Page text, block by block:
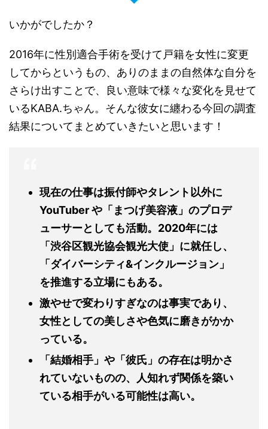
いかがでしたか？
2016年に性別適合手術を受けて戸籍を女性に変更
してからというもの、ありのままの自然体な自分を
さらけ出すことで、良い意味で様々な変化を見せて
いるKABA.ちゃん。そんな彼女に纏わる今回の調査
結果についてまとめていきたいと思います！
現在の仕事は振付師やタレント以外に
YouTuberや「まつげ美容液」のプロデ
ューサーとしても活動。 2020年には
「渋谷区観光協会観光大使」に就任し、
「ダイバーシティ&インクルージョン」
を推進する立場にもある。
激やせで変わりすぎなのは事実であり、
女性としての美しさや色気に磨きがかか
っている。
「結婚相手」や「彼氏」の存在は明かさ
れていないものの、人知れず関係を築い
ている相手がいる可能性は高い。